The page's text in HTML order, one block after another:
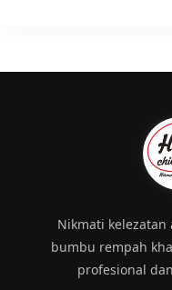
Nikmati
bumbu rempah
profesional